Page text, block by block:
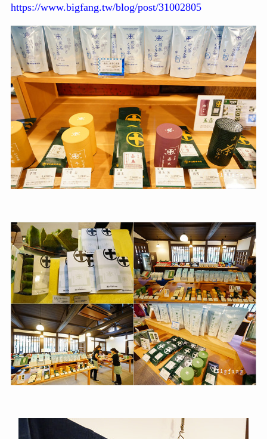
https://www.bigfang.tw/blog/post/31002805